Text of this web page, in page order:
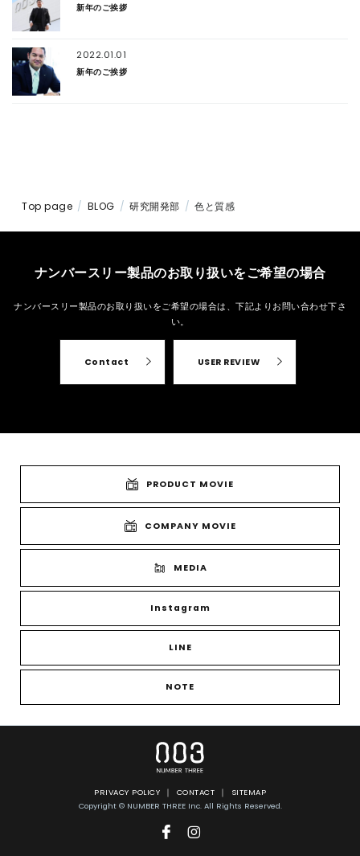
新年のご挨拶
2022.01.01
新年のご挨拶
Top page BLOG 研究開発部 色と質感
ナンバースリー製品のお取り扱いをご希望の場合
ナンバースリー製品のお取り扱いをご希望の場合は、 下記よりお問い合わせ下さ
い。
Contact USER REVIEW
PRODUCT MOVIE
COMPANY MOVIE
MEDIA
Instagram
LINE
NOTE
PRIVACY POLICY CONTACT
SITEMAP
Copyright © NUMBER THREE Inc. All Rights Reserved.